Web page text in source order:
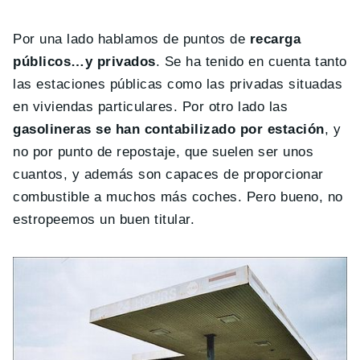
Por una lado hablamos de puntos de recarga
públicos…y privados. Se ha tenido en cuenta tanto
las estaciones públicas como las privadas situadas
en viviendas particulares. Por otro lado las
gasolineras se han contabilizado por estación, y
no por punto de repostaje, que suelen ser unos
cuantos, y además son capaces de proporcionar
combustible a muchos más coches. Pero bueno, no
estropeemos un buen titular.